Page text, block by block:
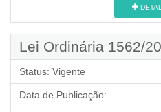
Lei Ordinária 1562/
Status: Vigente
Data de Publicação: